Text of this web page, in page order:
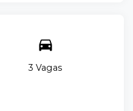
3 Vagas